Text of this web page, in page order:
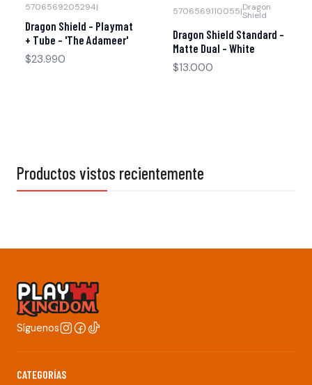
5706569205294|
Dragon Shield - Playmat
+ Tube - 'The Adameer'
$23.990
5706569110055|Dragon
Shield
Dragon Shield Standard -
Matte Dual - White
$13.000
Productos vistos recientemente
Síguenos
CATEGORÍAS